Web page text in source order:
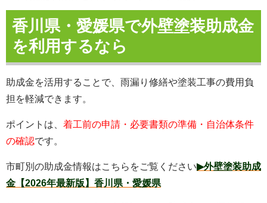
香川県・愛媛県で外壁塗装助成金
を利用するなら
助成金を活用することで、雨漏り修繕や塗装工事の費用負
担を軽減できます。
ポイントは、 着工前の申請・必要書類の準備・自治体条件
の確認です。
市町別の助成金情報はこちらをご覧ください▶外壁塗装助成
金【2026年最新版】香川県・愛媛県